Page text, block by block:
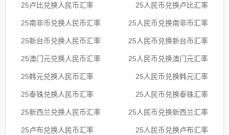
25卢比兑换人民币汇率 25人民币兑换卢比汇率
25南非币兑换人民币汇率 25人民币兑换南非币汇率
25新台币兑换人民币汇率 25人民币兑换新台币汇率
25澳门元兑换人民币汇率 25人民币兑换澳门元汇率
25韩元兑换人民币汇率 25人民币兑换韩元汇率
25泰铢兑换人民币汇率 25人民币兑换泰铢汇率
25新西兰兑换人民币汇率 25人民币兑换新西兰汇率
25卢布兑换人民币汇率 25人民币兑换卢布汇率